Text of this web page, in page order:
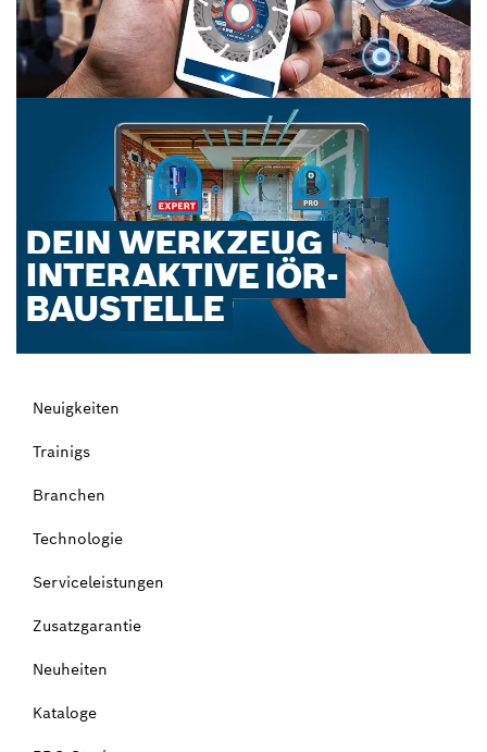
3
LEISTUNGSKLASS
EN
DEIN WERKZEUG
VERDIENT DAS
BESTE
BOSCH ZUBEHÖR-
BERATER
INTERAKTIVE
BAUSTELLE
Neuigkeiten
Trainigs
Branchen
Technologie
Serviceleistungen
Zusatzgarantie
Neuheiten
Kataloge